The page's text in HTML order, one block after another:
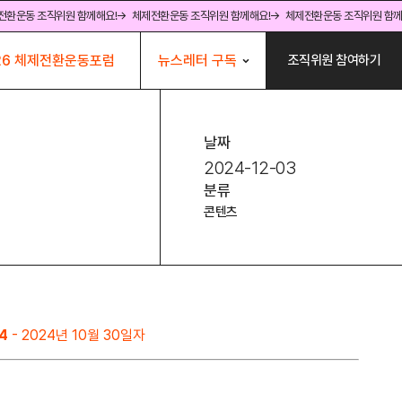
운동 조직위원 함께해요!→ 체제전환운동 조직위원 함께해요!→ 체제전환운동 조직위원 함
체제전환운동포럼 뉴스레터 구독 조직위원 참여하기
날짜
2024-12-03
분류
콘텐츠
- 2024년 10월 30일자